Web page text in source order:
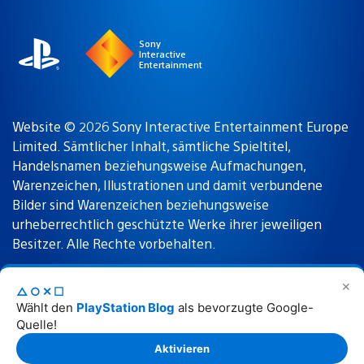
✕
△○✕☐
Wählt den PlayStation Blog als bevorzugte Google-
Quelle!
Aktivieren
Sony
Interactive
Entertainment
Website © 2026 Sony Interactive Entertainment Europe
Limited. Sämtlicher Inhalt, sämtliche Spieltitel,
Handelsnamen beziehungsweise Aufmachungen,
Warenzeichen, Illustrationen und damit verbundene
Bilder sind Warenzeichen beziehungsweise
urheberrechtlich geschützte Werke ihrer jeweiligen
Besitzer. Alle Rechte vorbehalten.
Nutzungsbedingungen Datenschutzrichtlinie
Rechtliche Hinweise